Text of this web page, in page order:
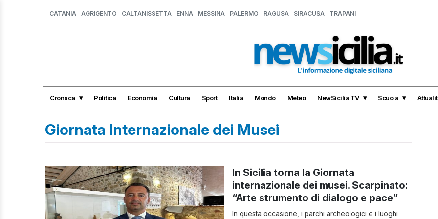
CATANIA AGRIGENTO CALTANISSETTA ENNA MESSINA PALERMO RAGUSA SIRACUSA TRAPANI
Cronaca Politica Economia Cultura Sport Italia Mondo Meteo NewSicilia TV Scuola
Giornata Internazionale dei Musei
In Sicilia torna la Giornata
internazionale dei musei. Scarpinato:
“Arte strumento di dialogo e pace”
In questa occasione, i parchi archeologici e i luoghi